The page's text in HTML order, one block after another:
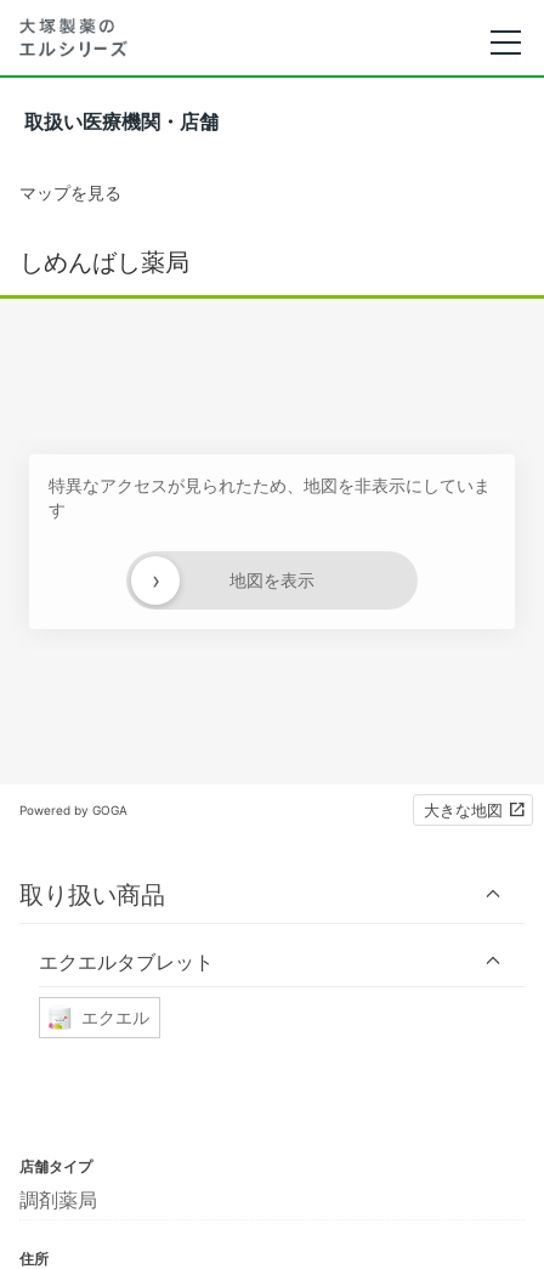
取扱い医療機関・店舗
マップを見る
しめんばし薬局
特異なアクセスが見られたため、地図を非表示にしていま
す
地図を表示
›
Powered by GOGA 大きな地図
取り扱い商品
エクエルタブレット
エクエル
店舗タイプ
調剤薬局
住所